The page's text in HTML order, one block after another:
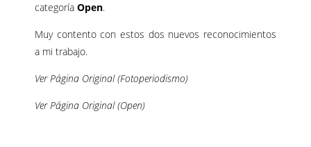
categoría Open.
Muy contento con estos dos nuevos reconocimientos
a mi trabajo.
Ver Página Original (Fotoperiodismo)
Ver Página Original (Open)